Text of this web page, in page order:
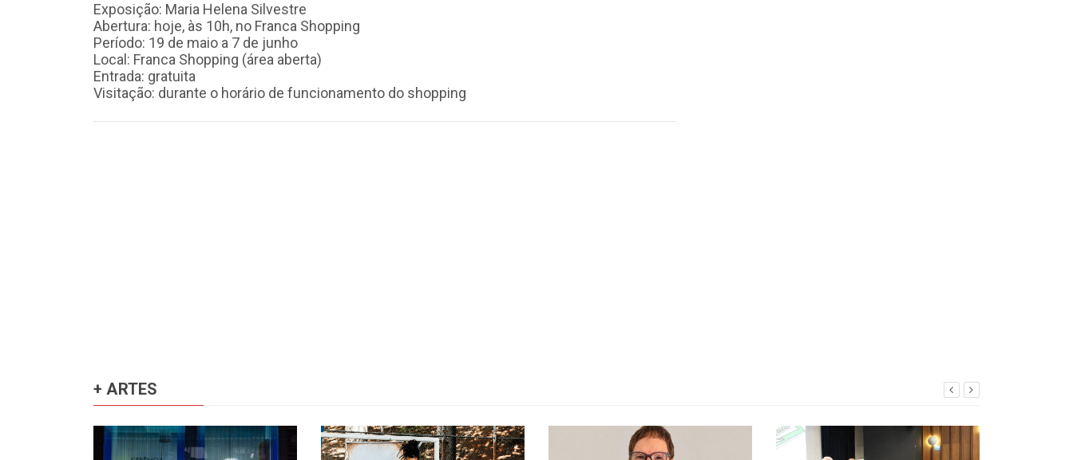
Exposição: Maria Helena Silvestre
Abertura: hoje, às 10h, no Franca Shopping
Período: 19 de maio a 7 de junho
Local: Franca Shopping (área aberta)
Entrada: gratuita
Visitação: durante o horário de funcionamento do shopping
+ ARTES